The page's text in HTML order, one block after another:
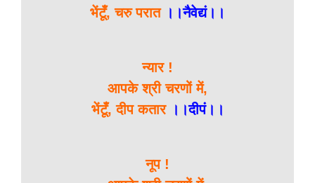
भेंटूँ, चरु परात ।।नैवेद्यं।।
न्यार !
आपके श्री चरणों में,
भेंटूँ, दीप कतार ।।दीपं।।
नूप !